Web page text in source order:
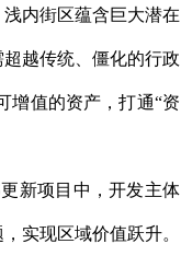
内街区蕴含巨大潜在
越传统、僵化的行政
增值的资产，打通“资
新项目中，开发主体
实现区域价值跃升。